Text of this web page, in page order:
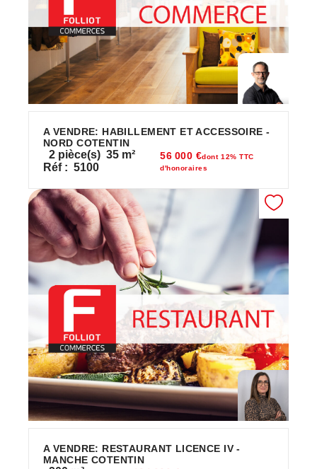
A VENDRE: HABILLEMENT ET ACCESSOIRE -
NORD COTENTIN
2 pièce(s) 35 m²
Réf : 5100
56 000 €dont 12% TTC
d'honoraires
A VENDRE: RESTAURANT LICENCE IV -
MANCHE COTENTIN